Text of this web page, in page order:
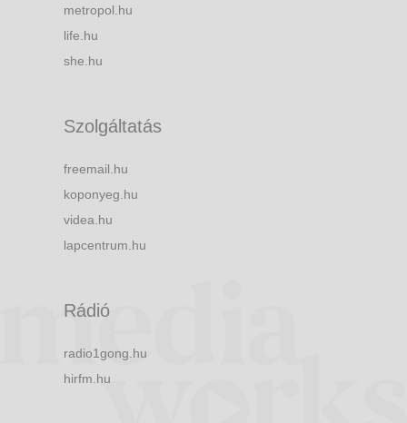
metropol.hu
life.hu
she.hu
Szolgáltatás
freemail.hu
koponyeg.hu
videa.hu
lapcentrum.hu
Rádió
radio1gong.hu
hirfm.hu